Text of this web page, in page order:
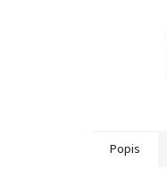
Popis